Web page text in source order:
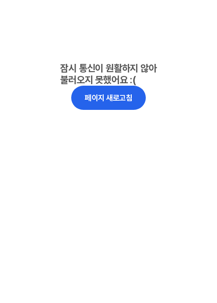
잠시 통신이 원활하지 않아
불러오지 못했어요 :(
페이지 새로고침